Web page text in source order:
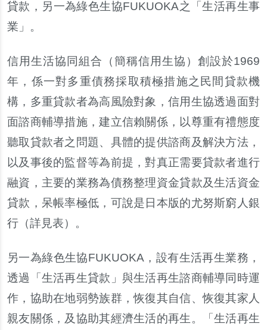
貸款 ， 另一為綠色生協FUKUOKA之 「生活再生事
業 」。
信用生活協同組合 （簡稱信用生協 ） 創設於1969
年 ， 係一對多重債務採取積極措施之民間貸款機
構 ， 多重貸款者為高風險對象 ，信用生協透過面對
面諮商輔導措施 ，建立信賴關係 ， 以尊重有禮態度
聽取貸款者之問題、 具體的提供諮商及解決方法 ，
以及事後的監督等為前提 ，對真正需要貸款者進行
融資 ， 主要的業務為債務整理資金貸款及生活資金
貸款 ， 呆帳率極低 ， 可說是日本版的尤努斯窮人銀
行 （詳見表） 。
另一為綠色生協FUKUOKA ， 設有生活再生業務 ，
透過
「 生活再生貸款 」 與生活再生諮商輔導同時運
作 ， 協助在地弱勢族群，恢復其自信、恢復其家人
親友關係 ， 及協助其經濟生活的再生 。「生活再生